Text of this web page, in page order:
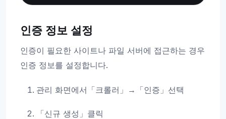
인증 정보 설정
인증이 필요한 사이트나 파일 서버에 접근하는 경우
인증 정보를 설정합니다.
관리 화면에서「크롤러」→「인증」선택
「신규 생성」클릭